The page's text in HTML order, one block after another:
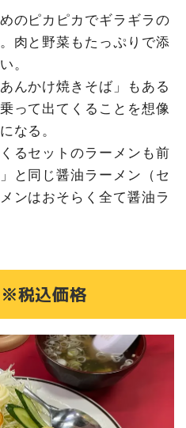
のピカピカでギラギラの
肉と野菜もたっぷりで添
。
んかけ焼きそば」もある
って出てくることを想像
なる。
るセットのラーメンも前
と同じ醤油ラーメン（セ
ンはおそらく全て醤油ラ
税込価格